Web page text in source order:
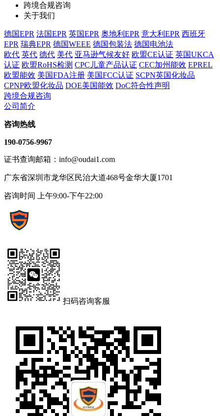
跨境合规咨询
关于我们
德国EPR 法国EPR 英国EPR 奥地利EPR 意大利EPR 西班牙
EPR 瑞典EPR 德国WEEE 德国包装法 德国电池法
欧代 英代 德代 美代 亚马逊气候友好 欧盟CE认证 英国UKCA
认证 欧盟RoHS检测 CPC儿童产品认证 CEC加州能效 EPREL
欧盟能效 美国FDA注册 美国FCC认证 SCPN英国化妆品
CPNP欧盟化妆品 DOE美国能效 DoC符合性声明
跨境合规咨询
公司简介
咨询热线
190-0756-9967
证书查询邮箱：info@oudai1.com
广东省深圳市龙华区民治大道468号金华大厦1701
咨询时间 上午9:00-下午22:00
扫码咨询客服